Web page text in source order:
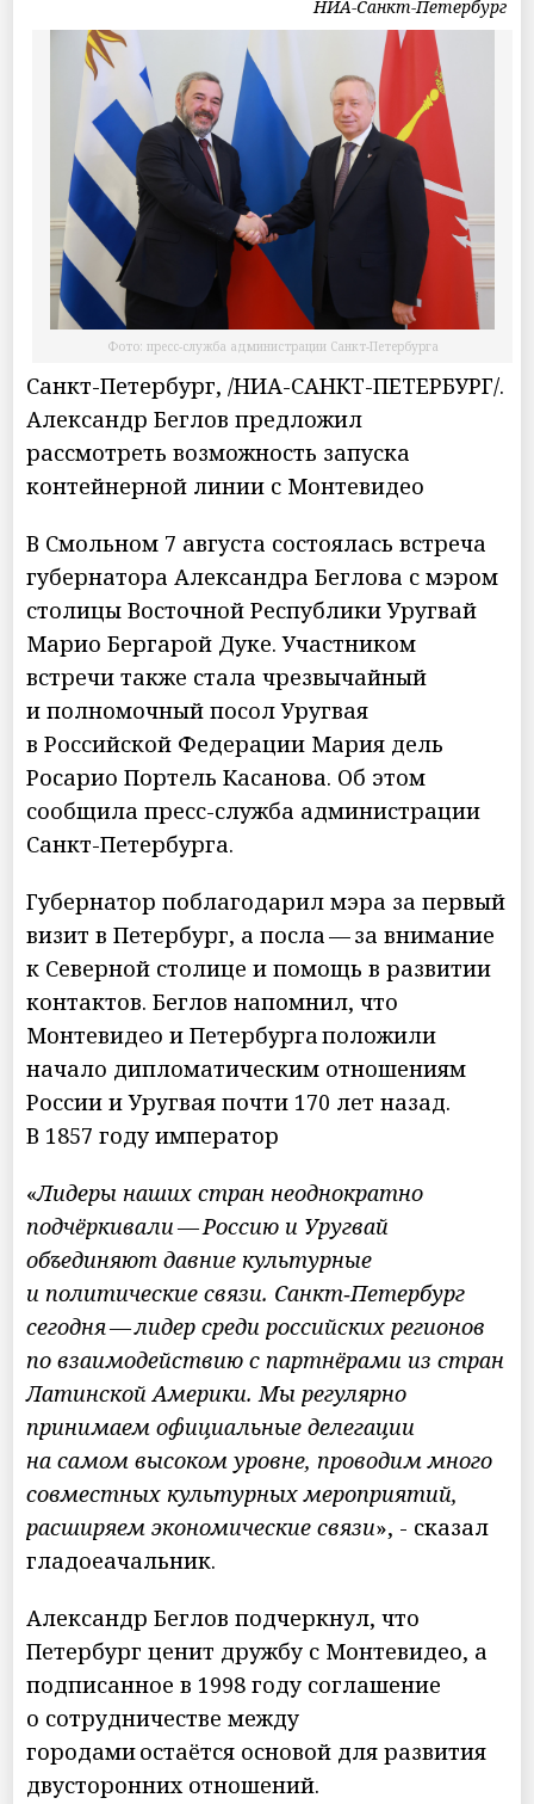
НИА-Санкт-Петербург
Фото: пресс-служба администрации Санкт-Петербурга
Санкт-Петербург, /НИА-САНКТ-ПЕТЕРБУРГ/.
Александр Беглов предложил
рассмотреть возможность запуска
контейнерной линии с Монтевидео
В Смольном 7 августа состоялась встреча
губернатора Александра Беглова с мэром
столицы Восточной Республики Уругвай
Марио Бергарой Дуке. Участником
встречи также стала чрезвычайный
и полномочный посол Уругвая
в Российской Федерации Мария дель
Росарио Портель Касанова. Об этом
сообщила пресс-служба администрации
Санкт-Петербурга.
Губернатор поблагодарил мэра за первый
визит в Петербург, а посла — за внимание
к Северной столице и помощь в развитии
контактов. Беглов напомнил, что
Монтевидео и Петербурга положили
начало дипломатическим отношениям
России и Уругвая почти 170 лет назад.
В 1857 году император
«Лидеры наших стран неоднократно
подчёркивали — Россию и Уругвай
объединяют давние культурные
и политические связи. Санкт‑Петербург
сегодня — лидер среди российских регионов
по взаимодействию с партнёрами из стран
Латинской Америки. Мы регулярно
принимаем официальные делегации
на самом высоком уровне, проводим много
совместных культурных мероприятий,
расширяем экономические связи», - сказал
гладоеачальник.
Александр Беглов подчеркнул, что
Петербург ценит дружбу с Монтевидео, а
подписанное в 1998 году соглашение
о сотрудничестве между
городами остаётся основой для развития
двусторонних отношений.